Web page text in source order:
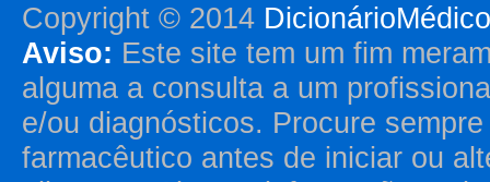
Copyright © 2014
Aviso: Este site tem um fim
alguma a consulta a um
e/ou diagnósticos. Procure
farmacêutico antes de iniciar ou